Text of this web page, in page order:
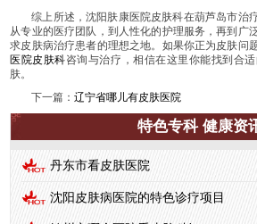
综上所述，沈阳肤康医院皮肤科在葫芦岛市治
从专业的医疗团队，到人性化的护理服务，再到广
求皮肤病治疗患者的理想之地。如果你正为皮肤问
医院皮肤科咨询与治疗，相信在这里你能找到合
肤。
下一篇：辽宁省哪儿有皮肤医院
特色专科 健康资
丹东市看皮肤医院
沈阳皮肤病医院的特色诊疗项目